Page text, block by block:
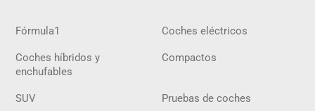
Fórmula1 Coches eléctricos
Coches híbridos y
enchufables
Compactos
SUV Pruebas de coches